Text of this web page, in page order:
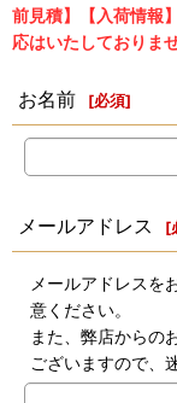
前見積】【入荷情報
応はいたしておりませ
お名前 [必須]
メールアドレス [
メールアドレスを
意ください。
また、弊店からの
ございますので、